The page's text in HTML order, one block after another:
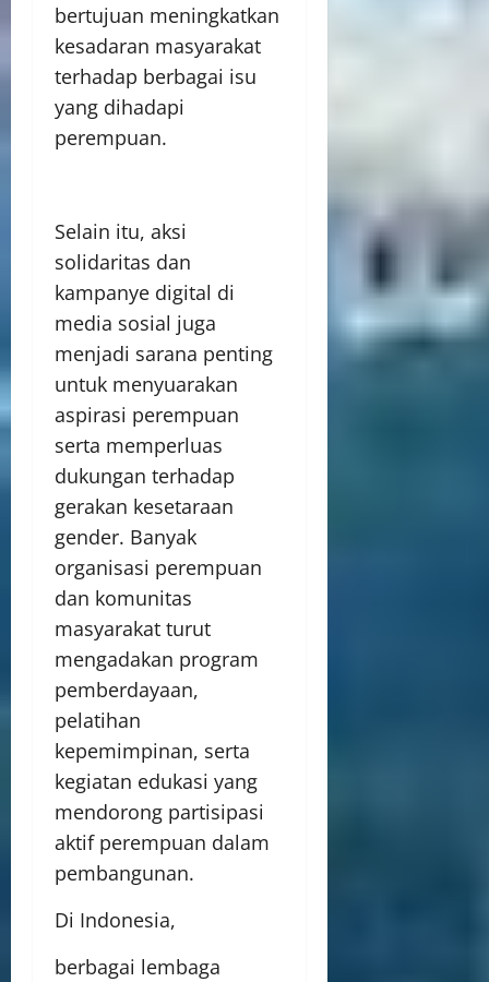
bertujuan meningkatkan
kesadaran masyarakat
terhadap berbagai isu
yang dihadapi
perempuan.
Selain itu, aksi
solidaritas dan
kampanye digital di
media sosial juga
menjadi sarana penting
untuk menyuarakan
aspirasi perempuan
serta memperluas
dukungan terhadap
gerakan kesetaraan
gender. Banyak
organisasi perempuan
dan komunitas
masyarakat turut
mengadakan program
pemberdayaan,
pelatihan
kepemimpinan, serta
kegiatan edukasi yang
mendorong partisipasi
aktif perempuan dalam
pembangunan.
Di Indonesia,
berbagai lembaga